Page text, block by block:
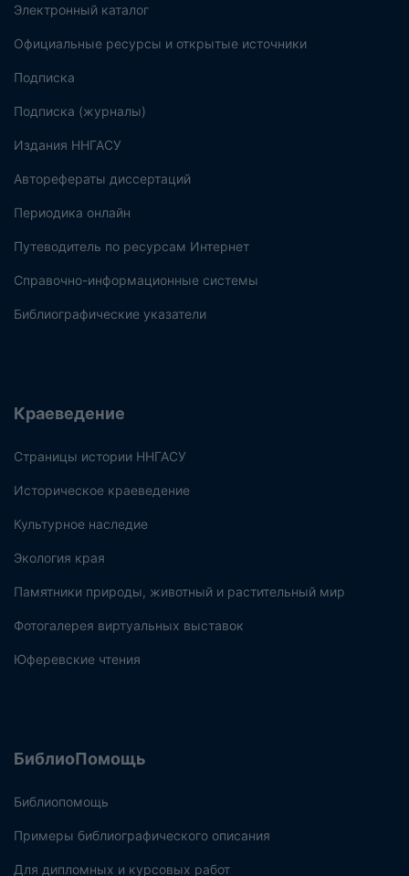
Электронный каталог
Официальные ресурсы и открытые источники
Подписка
Подписка (журналы)
Издания ННГАСУ
Авторефераты диссертаций
Периодика онлайн
Путеводитель по ресурсам Интернет
Справочно-информационные системы
Библиографические указатели
Краеведение
Страницы истории ННГАСУ
Историческое краеведение
Культурное наследие
Экология края
Памятники природы, животный и растительный мир
Фотогалерея виртуальных выставок
Юферевские чтения
БиблиоПомощь
Библиопомощь
Примеры библиографического описания
Для дипломных и курсовых работ